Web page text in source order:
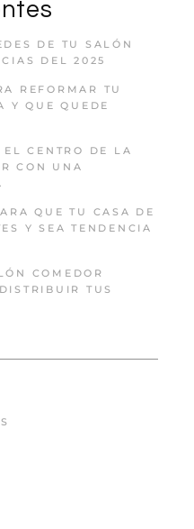
DE TU SALÓN
DEL 2025
REFORMAR TU
Y QUE QUEDE
CENTRO DE LA
CON UNA
QUE TU CASA DE
Y SEA TENDENCIA
COMEDOR
TUS